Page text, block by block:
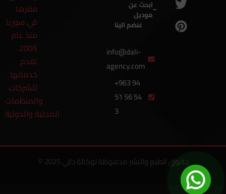
مقرها
في سوريا
منذ عام
2005.
تقدم
خدماتها
للشركات
والمنظمات
المحلية والدولية
ابحث عن
موديل
غنضم الينا
info@dali-
agency.com
+963 94
51 56 54
3
© 2025 حقوق الطبع والنشر محفوظة لوكالة دالي